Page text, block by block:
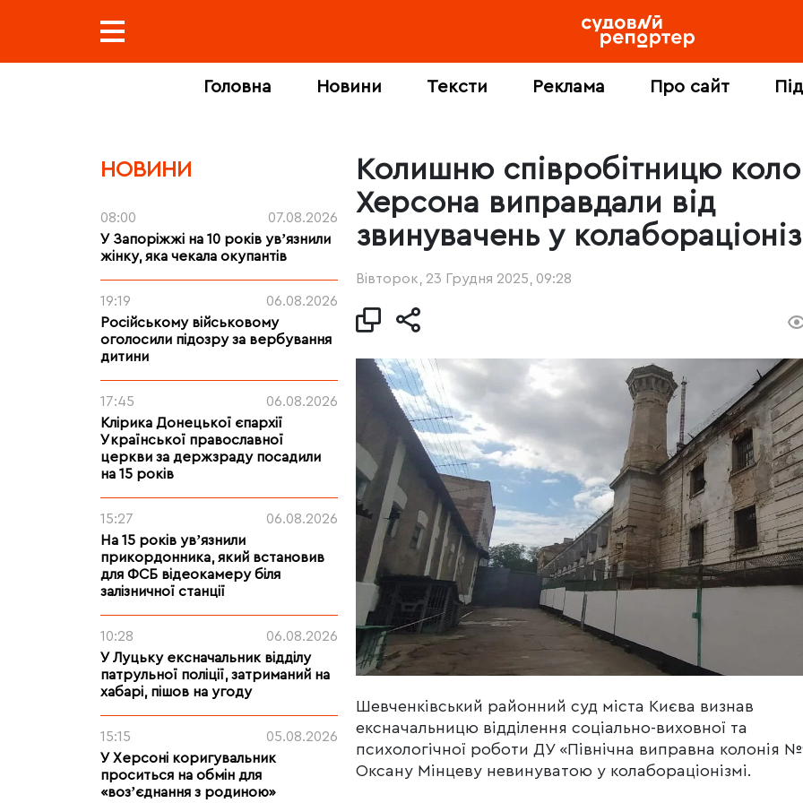
Головна Новини Тексти Реклама Про сайт
НОВИНИ
08:00
07.08.2026
У Запоріжжі на 10 років увʼязнили
жінку, яка чекала окупантів
19:19
06.08.2026
Російському військовому
оголосили підозру за вербування
дитини
17:45
06.08.2026
Клірика Донецької єпархії
Української православної
церкви за держзраду посадили
на 15 років
15:27
06.08.2026
На 15 років увʼязнили
прикордонника, який встановив
для ФСБ відеокамеру біля
залізничної станції
10:28
06.08.2026
У Луцьку ексначальник відділу
патрульної поліції, затриманий на
хабарі, пішов на угоду
15:15
05.08.2026
У Херсоні коригувальник
проситься на обмін для
«возʼєднання з родиною»
Колишню співробітницю
Херсона виправдали від
звинувачень у
Вівторок, 23 Грудня 2025, 09:28
Шевченківський районний суд міста Києва визнав
ексначальницю відділення соціально-виховної та
психологічної роботи ДУ «Північна виправна колонія
Оксану Мінцеву невинуватою у колабораціонізмі.